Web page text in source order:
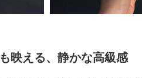
映える、静かな高級感